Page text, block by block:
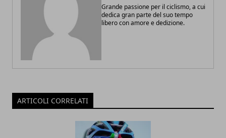
Grande passione per il ciclismo, a cui
dedica gran parte del suo tempo
libero con amore e dedizione.
ARTICOLI CORRELATI